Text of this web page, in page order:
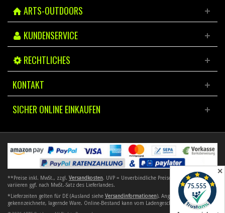
ARTS-OUTDOORS
KUNDENSERVICE
RECHTLICHES
KONTAKT
SICHER ONLINE EINKAUFEN
**Preise inkl. MwSt., zzgl. Versandkosten. UVP = Unverbindliche Preisempfehlung. Preise
variieren ggf. nach MwSt.-Satz des Lieferlandes.
*Lieferzeiten gelten für DE (Ausland siehe Versandinformationen). Angebote gelten nur für
gekennzeichnete, lagernde Ware. Online-Bestand kann vom Ladengeschäft abweichen.
✕